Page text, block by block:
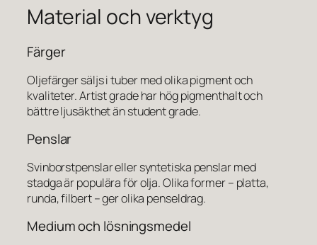
Material och verktyg
Färger
Oljefärger säljs i tuber med olika pigment och
kvaliteter. Artist grade har hög pigmenthalt och
bättre ljusäkthet än student grade.
Penslar
Svinborstpenslar eller syntetiska penslar med
stadga är populära för olja. Olika former – platta,
runda, filbert – ger olika penseldrag.
Medium och lösningsmedel